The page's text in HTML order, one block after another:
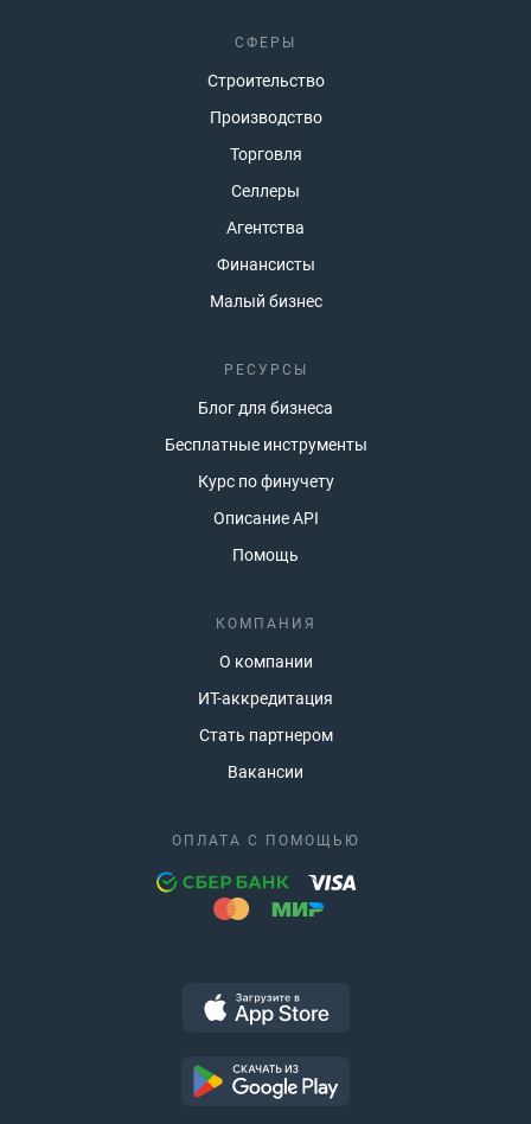
СФЕРЫ
Строительство
Производство
Торговля
Селлеры
Агентства
Финансисты
Малый бизнес
РЕСУРСЫ
Блог для бизнеса
Бесплатные инструменты
Курс по финучету
Описание API
Помощь
КОМПАНИЯ
О компании
ИТ-аккредитация
Стать партнером
Вакансии
ОПЛАТА С ПОМОЩЬЮ